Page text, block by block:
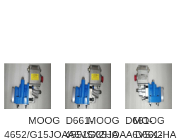
MOOG D661-
4652/G15JOAA6VSX2HA
MOOG D661-
4551G35JOAA6VSX2HA
MOOG
D661-